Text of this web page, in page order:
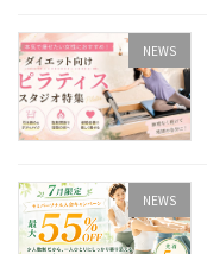
NEWS
NEWS